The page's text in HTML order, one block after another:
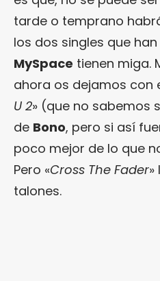
tarde o temprano
los dos singles que
MySpace tienen miga.
ahora os dejamos con
U 2» (que no sabemos
de Bono, pero si así
poco mejor de lo que
Pero «Cross The Fader
talones.